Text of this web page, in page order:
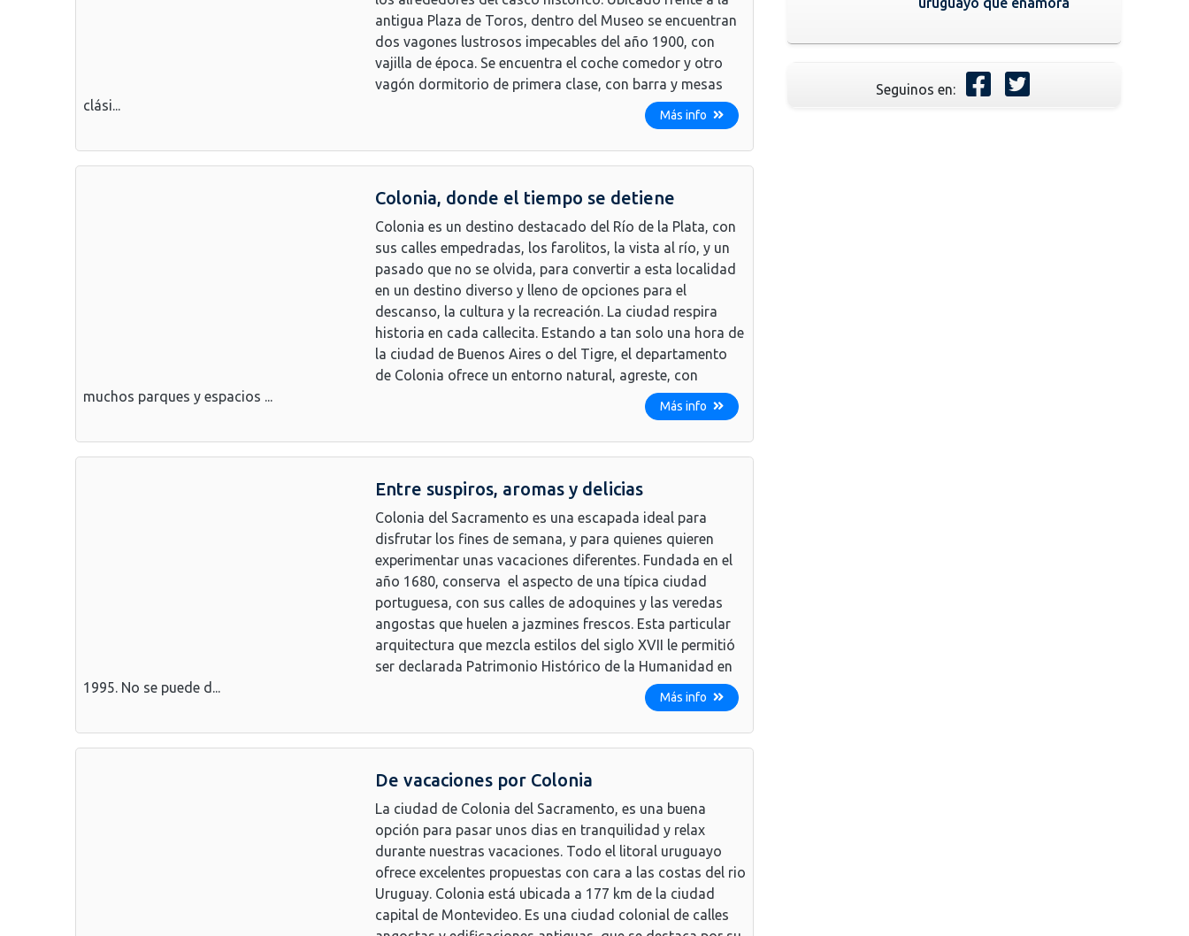
antigua Plaza de Toros, dentro del Museo se encuentran
dos vagones lustrosos impecables del año 1900, con
vajilla de época. Se encuentra el coche comedor y otro
vagón dormitorio de primera clase, con barra y mesas
clási...
Más info
Colonia, donde el tiempo se detiene
Colonia es un destino destacado del Río de la Plata, con
sus calles empedradas, los farolitos, la vista al río, y un
pasado que no se olvida, para convertir a esta localidad
en un destino diverso y lleno de opciones para el
descanso, la cultura y la recreación. La ciudad respira
historia en cada callecita. Estando a tan solo una hora de
la ciudad de Buenos Aires o del Tigre, el departamento
de Colonia ofrece un entorno natural, agreste, con
muchos parques y espacios ...
Más info
Entre suspiros, aromas y delicias
Colonia del Sacramento es una escapada ideal para
disfrutar los fines de semana, y para quienes quieren
experimentar unas vacaciones diferentes. Fundada en el
año 1680, conserva el aspecto de una típica ciudad
portuguesa, con sus calles de adoquines y las veredas
angostas que huelen a jazmines frescos. Esta particular
arquitectura que mezcla estilos del siglo XVII le permitió
ser declarada Patrimonio Histórico de la Humanidad en
1995. No se puede d...
Más info
De vacaciones por Colonia
La ciudad de Colonia del Sacramento, es una buena
opción para pasar unos dias en tranquilidad y relax
durante nuestras vacaciones. Todo el litoral uruguayo
ofrece excelentes propuestas con cara a las costas del rio
Uruguay. Colonia está ubicada a 177 km de la ciudad
capital de Montevideo. Es una ciudad colonial de calles
Seguinos en: